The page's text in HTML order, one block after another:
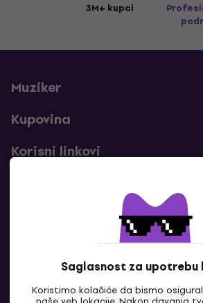
Saglasnost za upotrebu
Koristimo kolačiće da bismo
3M+ kupci
Muziker
Kupovina
Korisni linkovi
Kontakti
Kontaktiraj nas